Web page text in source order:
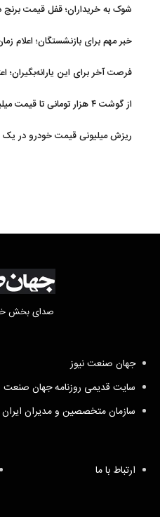
شوک به خریداران؛ قفل قیمت برنج در کانال ۵۵۰
خبر مهم برای بازنشستگان؛ اعلام
فرصت آخر برای این یارانه‌بگیران؛
از گوشت ۴ هزار تومانی تا قیمت میلیونی؛ مقصر گرانی امروز کیست؟
صدای بخش
جهان صنعت نیوز
سایت قدیمی روزنامه جهان صنعت
سازمان متخصصین و مدیران ایران
ارتباط با ما